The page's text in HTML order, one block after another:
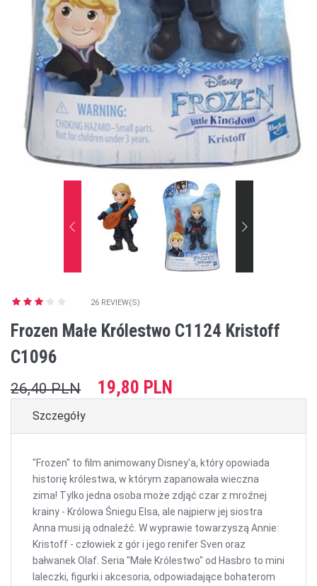
26 REVIEW(S)
Frozen Małe Królestwo C1124 Kristoff
C1096
26,40 PLN 19,80 PLN
Szczegóły
"Frozen" to film animowany Disney'a, który opowiada
historię królestwa, w którym zapanowała wieczna
zima! Tylko jedna osoba może zdjąć czar z mroźnej
krainy - Królowa Śniegu Elsa, ale najpierw jej siostra
Anna musi ją odnaleźć. W wyprawie towarzyszą Annie:
Kristoff - człowiek z gór i jego renifer Sven oraz
bałwanek Olaf. Seria "Małe Królestwo" od Hasbro to mini
laleczki, figurki i akcesoria, odpowiadające bohaterom